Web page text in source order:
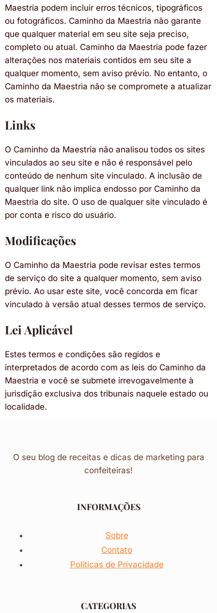
Maestria podem incluir erros técnicos, tipográficos
ou fotográficos. Caminho da Maestria não garante
que qualquer material em seu site seja preciso,
completo ou atual. Caminho da Maestria pode fazer
alterações nos materiais contidos em seu site a
qualquer momento, sem aviso prévio. No entanto, o
Caminho da Maestria não se compromete a atualizar
os materiais.
Links
O Caminho da Maestria não analisou todos os sites
vinculados ao seu site e não é responsável pelo
conteúdo de nenhum site vinculado. A inclusão de
qualquer link não implica endosso por Caminho da
Maestria do site. O uso de qualquer site vinculado é
por conta e risco do usuário.
Modificações
O Caminho da Maestria pode revisar estes termos
de serviço do site a qualquer momento, sem aviso
prévio. Ao usar este site, você concorda em ficar
vinculado à versão atual desses termos de serviço.
Lei Aplicável
Estes termos e condições são regidos e
interpretados de acordo com as leis do Caminho da
Maestria e você se submete irrevogavelmente à
jurisdição exclusiva dos tribunais naquele estado ou
localidade.
O seu blog de receitas e dicas de marketing para
confeiteiras!
INFORMAÇÕES
Sobre
Contato
Políticas de Privacidade
CATEGORIAS